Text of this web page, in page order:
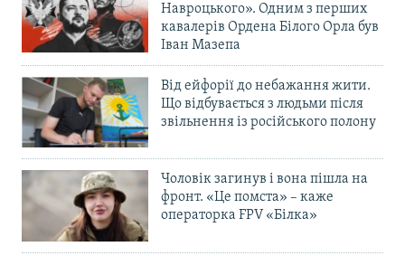
Навроцького». Одним з перших
кавалерів Ордена Білого Орла був
Іван Мазепа
Від ейфорії до небажання жити.
Що відбувається з людьми після
звільнення із російського полону
Чоловік загинув і вона пішла на
фронт. «Це помста» – каже
операторка FPV «Білка»